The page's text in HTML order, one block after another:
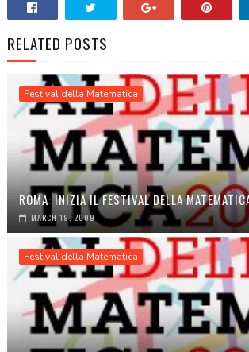
RELATED POSTS
Festival della Matematica
ROMA: INIZIA IL FESTIVAL DELLA
MARCH 19, 2009
Festival della Matematica